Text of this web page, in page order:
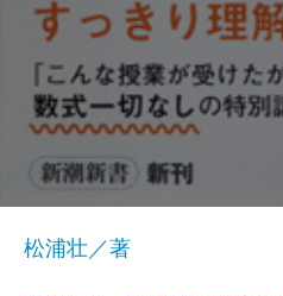
松浦壮／著